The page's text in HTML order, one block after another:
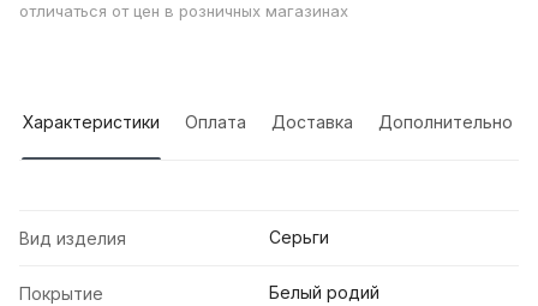
отличаться от цен в розничных магазинах
Характеристики Оплата Доставка Дополнительно
Вид изделия Серьги
Покрытие Белый родий